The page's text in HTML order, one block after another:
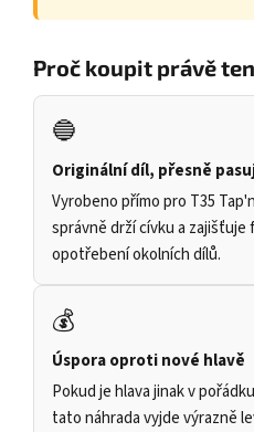
Proč koupit právě
🔵
Originální díl, přesně
Vyrobeno přímo pro T35
správně drží cívku a zajišťuje
opotřebení okolních dílů.
💰
Úspora oproti nové hlavě
Pokud je hlava jinak v
tato náhrada vyjde výrazně